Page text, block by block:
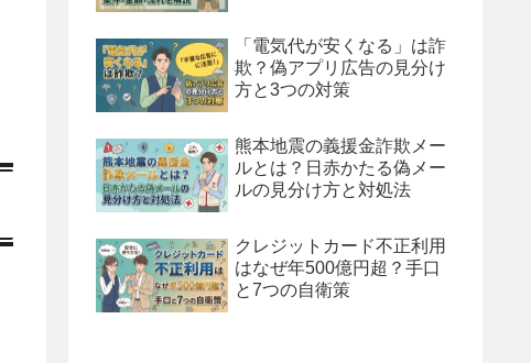
「電気代が安くなる」は詐
欺？偽アプリ広告の見分け
方と3つの対策
熊本地震の義援金詐欺メー
ルとは？日赤かたる偽メー
ルの見分け方と対処法
クレジットカード不正利用
はなぜ年500億円超？手口
と7つの自衛策